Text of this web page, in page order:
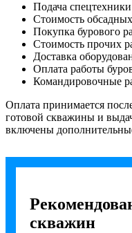
Подача
Стоимость
Покупка бурового
Стоимость прочих
Доставка
Оплата работы
Командировочные
Оплата принимается
готовой скважины и
включены
скважин